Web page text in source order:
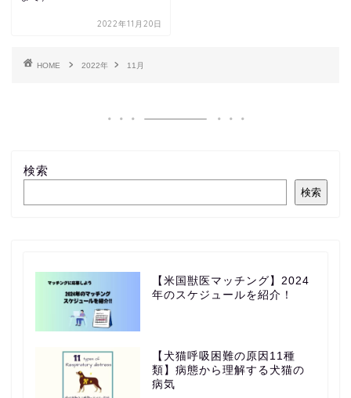
2022年11月20日
HOME 2022年 11月
検索
検索
【米国獣医マッチング】2024
年のスケジュールを紹介！
【犬猫呼吸困難の原因11種
類】病態から理解する犬猫の
病気